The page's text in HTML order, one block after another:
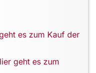
es zum Kauf der
geht es zum